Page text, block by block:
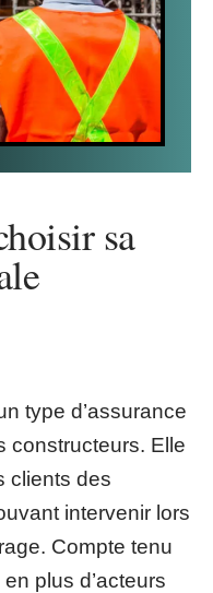
sa
type d’assurance
constructeurs. Elle
clients des
intervenir lors
Compte tenu
plus d’acteurs